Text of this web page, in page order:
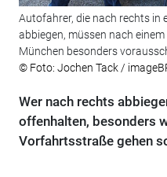
Autofahrer, die nach rechts in
abbiegen, müssen nach
München besonders
© Foto: Jochen Tack /
Wer nach rechts
offenhalten, besonders
Vorfahrtsstraße gehen